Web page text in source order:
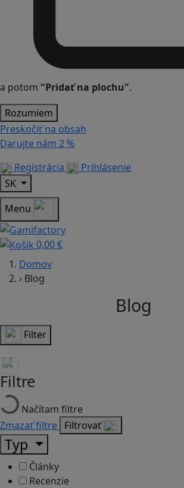
a potom "Pridať na plochu".
Rozumiem
Preskočiť na obsah
Darujte nám 2 %
Registrácia
Prihlásenie
SK
Menu
0,00 €
Domov
› Blog
Blog
Filter
Filtre
Načítam filtre
Zmazať filtre Filtrovať
Typ
Články
Recenzie